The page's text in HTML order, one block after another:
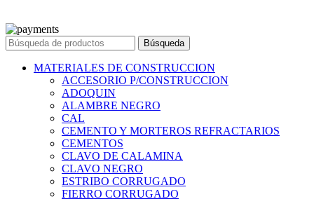
Búsqueda
MATERIALES DE CONSTRUCCION
ACCESORIO P/CONSTRUCCION
ADOQUIN
ALAMBRE NEGRO
CAL
CEMENTO Y MORTEROS REFRACTARIOS
CEMENTOS
CLAVO DE CALAMINA
CLAVO NEGRO
ESTRIBO CORRUGADO
FIERRO CORRUGADO